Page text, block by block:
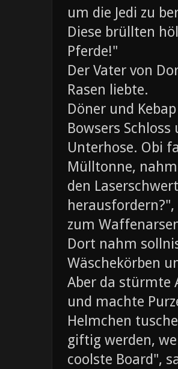
um die Jedi zu
Diese brüllten
Pferde!"
Der Vater von
Rasen liebte.
Döner und
Bowsers
Unterhose. Obi
Mülltonne,
den
zum
Dort nahm
Wäschekörben
Aber da stürmte
und machte
Helmchen
giftig werden,
coolste Board",